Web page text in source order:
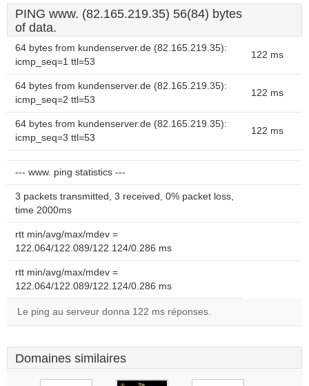
PING www. (82.165.219.35) 56(84) bytes
of data.
64 bytes from kundenserver.de (82.165.219.35):
icmp_seq=1 ttl=53
122 ms
64 bytes from kundenserver.de (82.165.219.35):
icmp_seq=2 ttl=53
122 ms
64 bytes from kundenserver.de (82.165.219.35):
icmp_seq=3 ttl=53
122 ms
--- www. ping statistics ---
3 packets transmitted, 3 received, 0% packet loss,
time 2000ms
rtt min/avg/max/mdev =
122.064/122.089/122.124/0.286 ms
rtt min/avg/max/mdev =
122.064/122.089/122.124/0.286 ms
Le ping au serveur donna 122 ms réponses.
Domaines similaires